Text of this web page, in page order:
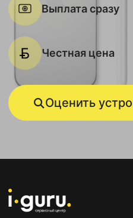
Выплата сразу
Честная цена
Оценить